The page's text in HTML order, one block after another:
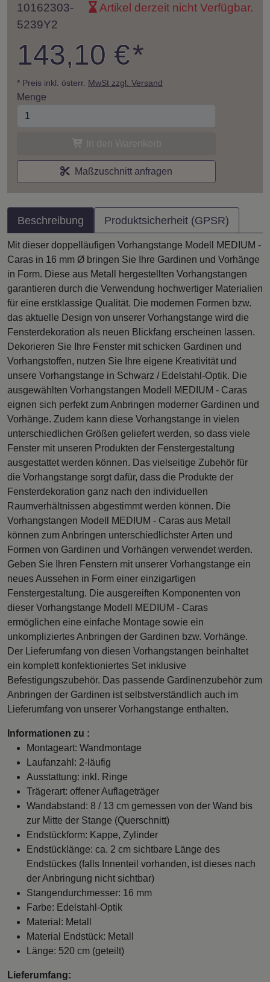
10162303-
5239Y2
Artikel derzeit nicht Verfügbar.
143,10 €*
* Preis inkl. österr. MwSt zzgl. Versand
Menge
Maßzuschnitt anfragen
Beschreibung Produktsicherheit (GPSR)
Mit dieser doppelläufigen Vorhangstange Modell MEDIUM -
Caras in 16 mm Ø bringen Sie Ihre Gardinen und Vorhänge
in Form. Diese aus Metall hergestellten Vorhangstangen
garantieren durch die Verwendung hochwertiger Materialien
für eine erstklassige Qualität. Die modernen Formen bzw.
das aktuelle Design von unserer Vorhangstange wird die
Fensterdekoration als neuen Blickfang erscheinen lassen.
Dekorieren Sie Ihre Fenster mit schicken Gardinen und
Vorhangstoffen, nutzen Sie Ihre eigene Kreativität und
unsere Vorhangstange in Schwarz / Edelstahl-Optik. Die
ausgewählten Vorhangstangen Modell MEDIUM - Caras
eignen sich perfekt zum Anbringen moderner Gardinen und
Vorhänge. Zudem kann diese Vorhangstange in vielen
unterschiedlichen Größen geliefert werden, so dass viele
Fenster mit unseren Produkten der Fenstergestaltung
ausgestattet werden können. Das vielseitige Zubehör für
die Vorhangstange sorgt dafür, dass die Produkte der
Fensterdekoration ganz nach den individuellen
Raumverhältnissen abgestimmt werden können. Die
Vorhangstangen Modell MEDIUM - Caras aus Metall
können zum Anbringen unterschiedlichster Arten und
Formen von Gardinen und Vorhängen verwendet werden.
Geben Sie Ihren Fenstern mit unserer Vorhangstange ein
neues Aussehen in Form einer einzigartigen
Fenstergestaltung. Die ausgereiften Komponenten von
dieser Vorhangstange Modell MEDIUM - Caras
ermöglichen eine einfache Montage sowie ein
unkompliziertes Anbringen der Gardinen bzw. Vorhänge.
Der Lieferumfang von diesen Vorhangstangen beinhaltet
ein komplett konfektioniertes Set inklusive
Befestigungszubehör. Das passende Gardinenzubehör zum
Anbringen der Gardinen ist selbstverständlich auch im
Lieferumfang von unserer Vorhangstange enthalten.
Informationen zu :
Montageart: Wandmontage
Laufanzahl: 2-läufig
Ausstattung: inkl. Ringe
Trägerart: offener Auflageträger
Wandabstand: 8 / 13 cm gemessen von der Wand bis
zur Mitte der Stange (Querschnitt)
Endstückform: Kappe, Zylinder
Endstücklänge: ca. 2 cm sichtbare Länge des
Endstückes (falls Innenteil vorhanden, ist dieses nach
der Anbringung nicht sichtbar)
Stangendurchmesser: 16 mm
Farbe: Edelstahl-Optik
Material: Metall
Material Endstück: Metall
Länge: 520 cm (geteilt)
Lieferumfang: